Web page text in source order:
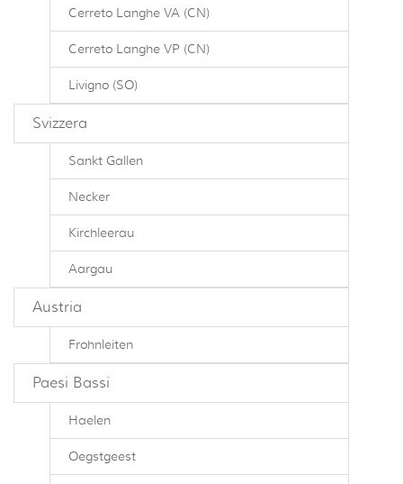
Cerreto Langhe VA (CN)
Cerreto Langhe VP (CN)
Livigno (SO)
Svizzera
Sankt Gallen
Necker
Kirchleerau
Aargau
Austria
Frohnleiten
Paesi Bassi
Haelen
Oegstgeest